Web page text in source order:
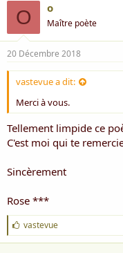
O o
Maître poète
20 Décembre 2018
vastevue a dit:
Merci à vous.
Tellement limpide ce
C'est moi qui te
Sincèrement
Rose ***
J
'
a
vastevue